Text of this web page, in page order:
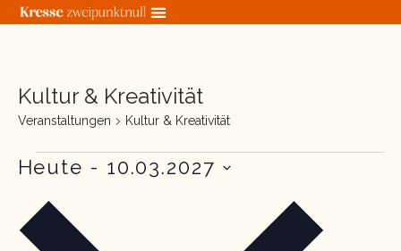
Zum
Kultur & Kreativität
Veranstaltungen Kultur & Kreativität
Veranstaltungen
Heute - 10.03.2027
wählen.